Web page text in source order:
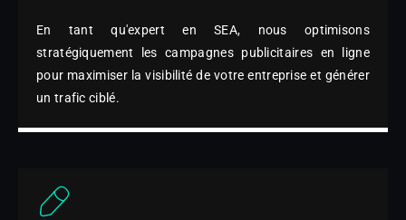
En tant qu'expert en SEA, nous optimisons
stratégiquement les campagnes publicitaires en ligne
pour maximiser la visibilité de votre entreprise et générer
un trafic ciblé.